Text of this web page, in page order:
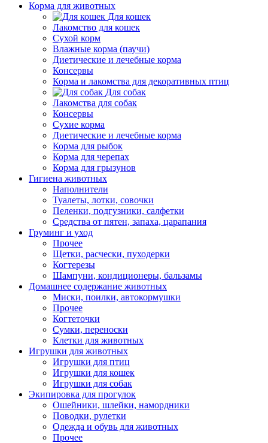
Корма для животных
Для кошек
Лакомство для кошек
Сухой корм
Влажные корма (паучи)
Диетические и лечебные корма
Консервы
Корма и лакомства для декоративных птиц
Для собак
Лакомства для собак
Консервы
Сухие корма
Диетические и лечебные корма
Корма для рыбок
Корма для черепах
Корма для грызунов
Гигиена животных
Наполнители
Туалеты, лотки, совочки
Пеленки, подгузники, салфетки
Средства от пятен, запаха, царапания
Груминг и уход
Прочее
Щетки, расчески, пуходерки
Когтерезы
Шампуни, кондиционеры, бальзамы
Домашнее содержание животных
Миски, поилки, автокормушки
Прочее
Когтеточки
Сумки, переноски
Клетки для животных
Игрушки для животных
Игрушки для птиц
Игрушки для кошек
Игрушки для собак
Экипировка для прогулок
Ошейники, шлейки, намордники
Поводки, рулетки
Одежда и обувь для животных
Прочее